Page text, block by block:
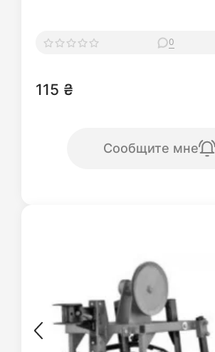
0
115 ₴
Сообщите мне